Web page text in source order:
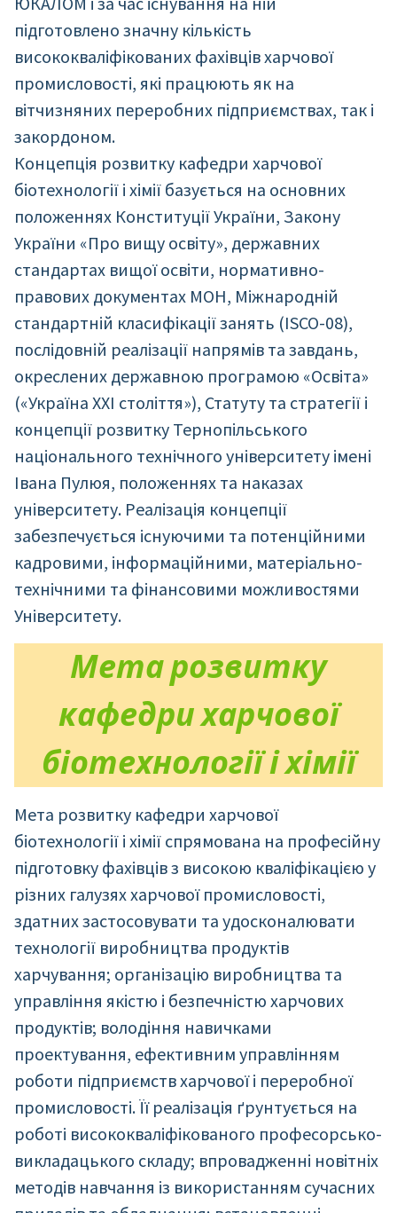
підготовлено значну кількість
висококваліфікованих фахівців харчової
промисловості, які працюють як на
вітчизняних переробних підприємствах, так і
закордоном.
Концепція розвитку кафедри харчової
біотехнології і хімії базується на основних
положеннях Конституції України, Закону
України «Про вищу освіту», державних
стандартах вищої освіти, нормативно-
правових документах МОН, Міжнародній
стандартній класифікації занять (ISCO-08),
послідовній реалізації напрямів та завдань,
окреслених державною програмою «Освіта»
(«Україна XXI століття»), Статуту та стратегії і
концепції розвитку Тернопільського
національного технічного університету імені
Івана Пулюя, положеннях та наказах
університету. Реалізація концепції
забезпечується існуючими та потенційними
кадровими, інформаційними, матеріально-
технічними та фінансовими можливостями
Університету.
Мета розвитку
кафедри харчової
біотехнології і хімії
Мета розвитку кафедри харчової
біотехнології і хімії спрямована на професійну
підготовку фахівців з високою кваліфікацією у
різних галузях харчової промисловості,
здатних застосовувати та удосконалювати
технології виробництва продуктів
харчування; організацію виробництва та
управління якістю і безпечністю харчових
продуктів; володіння навичками
проектування, ефективним управлінням
роботи підприємств харчової і переробної
промисловості. Її реалізація ґрунтується на
роботі висококваліфікованого професорсько-
викладацького складу; впровадженні новітніх
методів навчання із використанням сучасних